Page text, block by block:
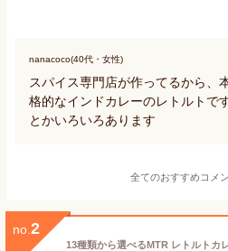
nanacoco(40代・女性)
スパイス専門店が作ってるから、
格的なインドカレーのレトルトで
とかいろいろあります
全てのおすすめコメ
no. 2